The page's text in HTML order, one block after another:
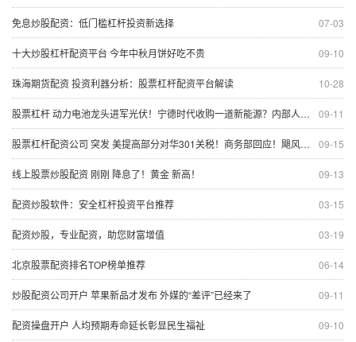
07-03
免息炒股配资：低门槛杠杆投资新选择
09-10
十大炒股杠杆配资平台 今年中秋月饼好吃不贵
10-28
珠海期货配资 投资利器分析：股票杠杆配资平台解读
09-11
股票杠杆 动力电池龙头进军光伏！宁德时代收购一道新能源？内部人士：一切以公告为准
09-15
股票杠杆配资公司 突发 美提高部分对华301关税！商务部回应！飓风影响超预期 原油能否持续回升？
09-13
线上股票炒股配资 刚刚 降息了！黄金 新高！
03-15
配资炒股软件：安全杠杆投资平台推荐
03-19
配资炒股，专业配资，助您财富增值
06-14
北京股票配资排名TOP榜单推荐
09-11
炒股配资公司开户 苹果新品才发布 外媒的“差评”已经来了
09-10
配资操盘开户 人均预期寿命延长彰显民生福祉